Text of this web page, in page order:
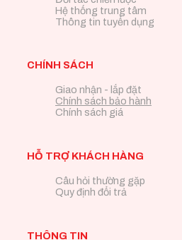
Hệ thống trung tâm
Thông tin tuyển dụng
CHÍNH SÁCH
Giao nhận - lắp đặt
Chính sách bảo hành
Chính sách giá
HỖ TRỢ KHÁCH HÀNG
Câu hỏi thường gặp
Quy định đổi trả
THÔNG TIN